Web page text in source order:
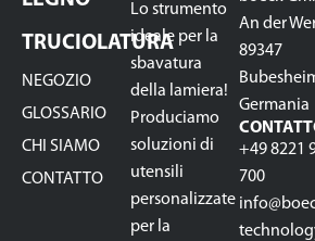
TRUCIOLATURA
NEGOZIO
GLOSSARIO
CHI SIAMO
CONTATTO
Lo strumento
ideale per la
sbavatura
della lamiera!
Produciamo
soluzioni di
utensili
personalizzate
per la
An der
89347
Germania
+49 8221
700